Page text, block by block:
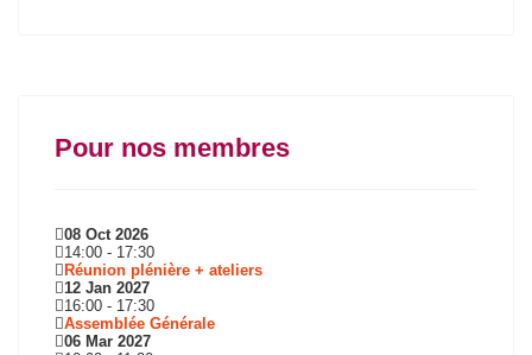
Pour nos membres
08 Oct 2026
14:00 - 17:30
Réunion plénière + ateliers
12 Jan 2027
16:00 - 17:30
Assemblée Générale
06 Mar 2027